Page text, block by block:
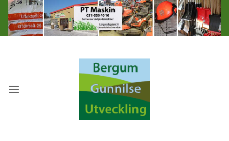
Skip
content